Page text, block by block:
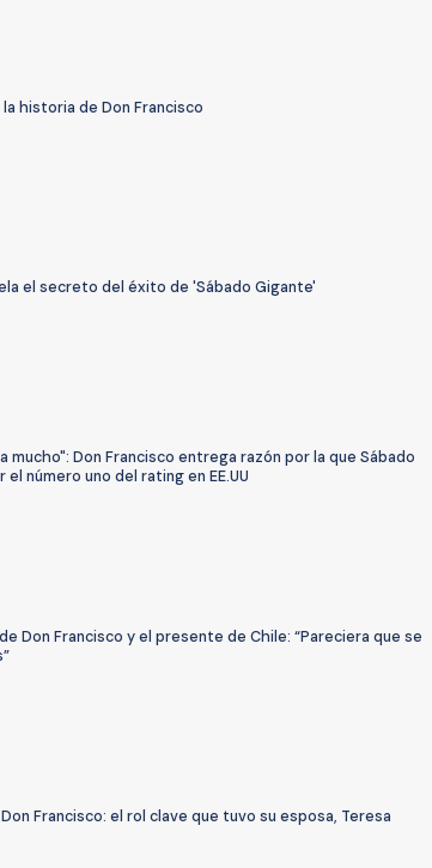
historia de Don Francisco
el secreto del éxito de 'Sábado Gigante'
mucho": Don Francisco entrega razón por la que Sábado
número uno del rating en EE.UU
Don Francisco y el presente de Chile: “Pareciera que se
Francisco: el rol clave que tuvo su esposa, Teresa